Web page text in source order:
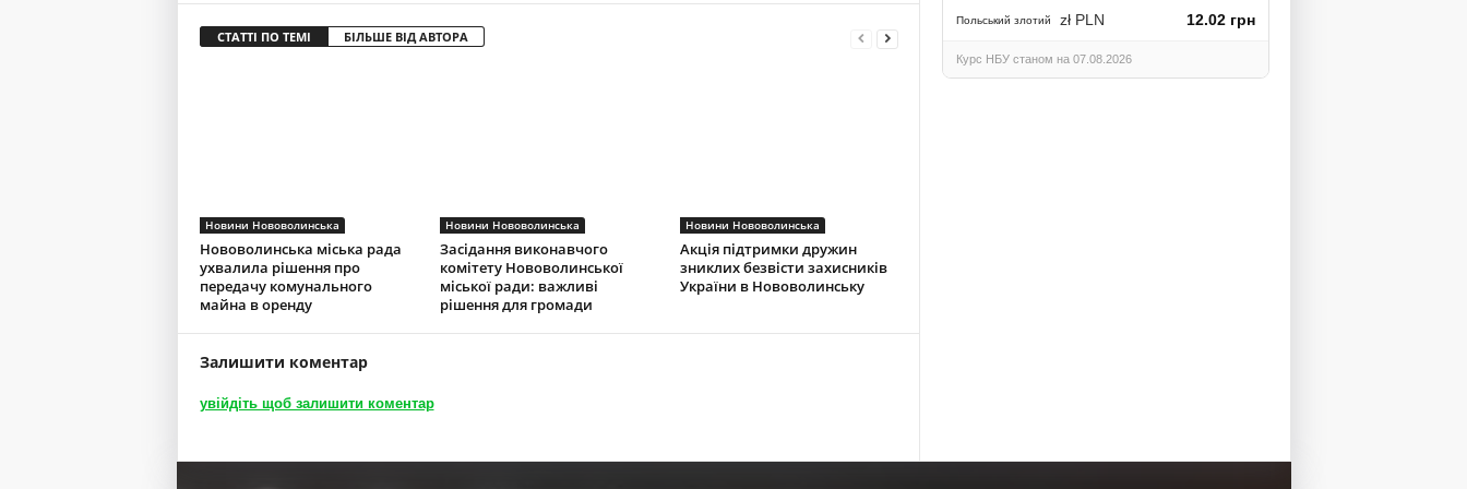
СТАТТІ ПО ТЕМІ БІЛЬШЕ ВІД АВТОРА
Новини Нововолинська
Нововолинська міська рада
ухвалила рішення про
передачу комунального
майна в оренду
Новини Нововолинська
Засідання виконавчого
комітету Нововолинської
міської ради: важливі
рішення для громади
Новини Нововолинська
Акція підтримки дружин
зниклих безвісти захисників
України в Нововолинську
Залишити коментар
увійдіть щоб залишити коментар
Польський злотий zł PLN 12.02 грн
Курс НБУ станом на 07.08.2026